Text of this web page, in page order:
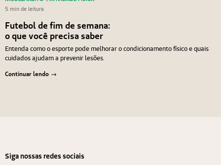
5 min de leitura
Futebol de fim de semana:
o que você precisa saber
Entenda como o esporte pode melhorar o condicionamento físico e quais
cuidados ajudam a prevenir lesões.
Continuar lendo
Siga nossas redes sociais